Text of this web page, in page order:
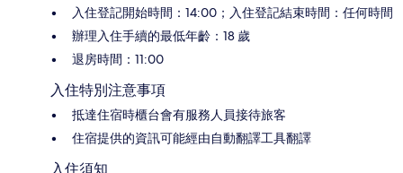
入住登記開始時間：14:00；入住登記結束時間：任何時間
辦理入住手續的最低年齡：18 歲
退房時間：11:00
入住特別注意事項
抵達住宿時櫃台會有服務人員接待旅客
住宿提供的資訊可能經由自動翻譯工具翻譯
入住須知